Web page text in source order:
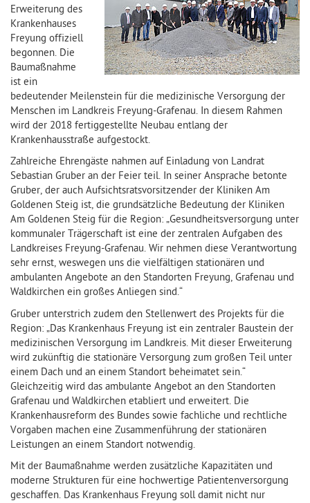
Erweiterung des
Krankenhauses
Freyung offiziell
begonnen. Die
Baumaßnahme
ist ein
bedeutender Meilenstein für die medizinische Versorgung der
Menschen im Landkreis Freyung-Grafenau. In diesem Rahmen
wird der 2018 fertiggestellte Neubau entlang der
Krankenhausstraße aufgestockt.
Zahlreiche Ehrengäste nahmen auf Einladung von Landrat
Sebastian Gruber an der Feier teil. In seiner Ansprache betonte
Gruber, der auch Aufsichtsratsvorsitzender der Kliniken Am
Goldenen Steig ist, die grundsätzliche Bedeutung der Kliniken
Am Goldenen Steig für die Region: „Gesundheitsversorgung unter
kommunaler Trägerschaft ist eine der zentralen Aufgaben des
Landkreises Freyung-Grafenau. Wir nehmen diese Verantwortung
sehr ernst, weswegen uns die vielfältigen stationären und
ambulanten Angebote an den Standorten Freyung, Grafenau und
Waldkirchen ein großes Anliegen sind.“
Gruber unterstrich zudem den Stellenwert des Projekts für die
Region: „Das Krankenhaus Freyung ist ein zentraler Baustein der
medizinischen Versorgung im Landkreis. Mit dieser Erweiterung
wird zukünftig die stationäre Versorgung zum großen Teil unter
einem Dach und an einem Standort beheimatet sein.“
Gleichzeitig wird das ambulante Angebot an den Standorten
Grafenau und Waldkirchen etabliert und erweitert. Die
Krankenhausreform des Bundes sowie fachliche und rechtliche
Vorgaben machen eine Zusammenführung der stationären
Leistungen an einem Standort notwendig.
Mit der Baumaßnahme werden zusätzliche Kapazitäten und
moderne Strukturen für eine hochwertige Patientenversorgung
geschaffen. Das Krankenhaus Freyung soll damit nicht nur